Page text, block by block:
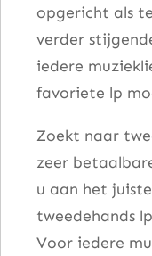
opgericht als
verder
iedere
favoriete lp
Zoekt naar
zeer
u aan het
tweedehands
Voor iedere